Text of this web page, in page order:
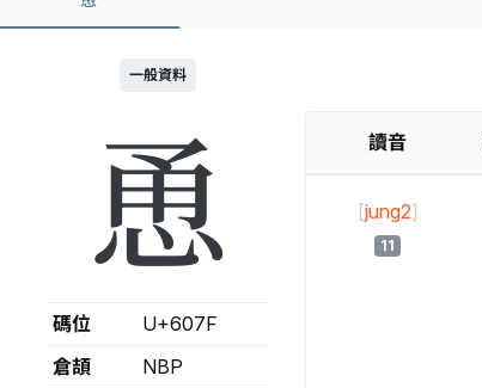
一般資料
恿
碼位
U+607F
倉頡
NBP
讀音
[jung2]
11